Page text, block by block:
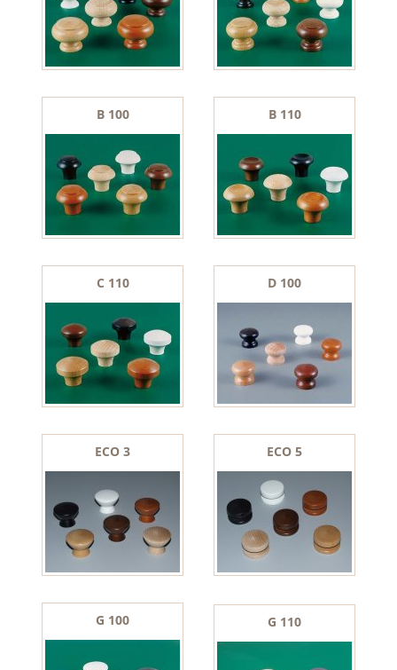
B 100 B 110
C 110 D 100
ECO 3 ECO 5
G 100 G 110